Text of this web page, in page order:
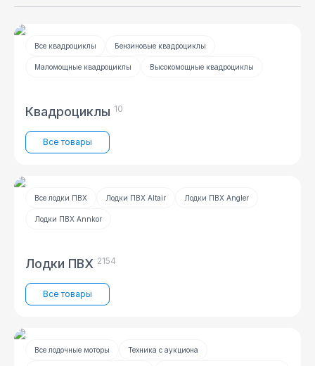
Все квадроциклы Бензиновые квадроциклы
Маломощные квадроциклы Высокомощные квадроциклы
Квадроциклы 10
Все товары
Все лодки ПВХ Лодки ПВХ Altair Лодки ПВХ Angler
Лодки ПВХ Annkor
Лодки ПВХ 2154
Все товары
Все лодочные моторы Техника с аукциона